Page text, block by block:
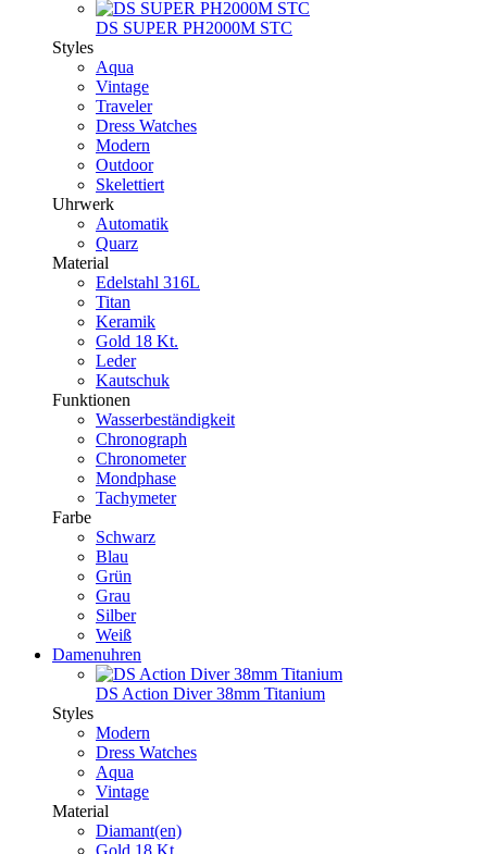
DS SUPER PH2000M STC
Styles
Aqua
Vintage
Traveler
Dress Watches
Modern
Outdoor
Skelettiert
Uhrwerk
Automatik
Quarz
Material
Edelstahl 316L
Titan
Keramik
Gold 18 Kt.
Leder
Kautschuk
Funktionen
Wasserbeständigkeit
Chronograph
Chronometer
Mondphase
Tachymeter
Farbe
Schwarz
Blau
Grün
Grau
Silber
Weiß
Damenuhren
DS Action Diver 38mm Titanium
Styles
Modern
Dress Watches
Aqua
Vintage
Material
Diamant(en)